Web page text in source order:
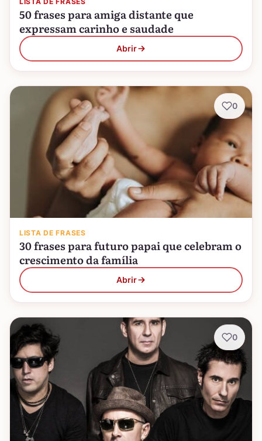
50 frases para amiga distante que
expressam carinho e saudade
Abrir
LISTA DE FRASES
30 frases para futuro papai que celebram o
crescimento da família
Abrir
0
0